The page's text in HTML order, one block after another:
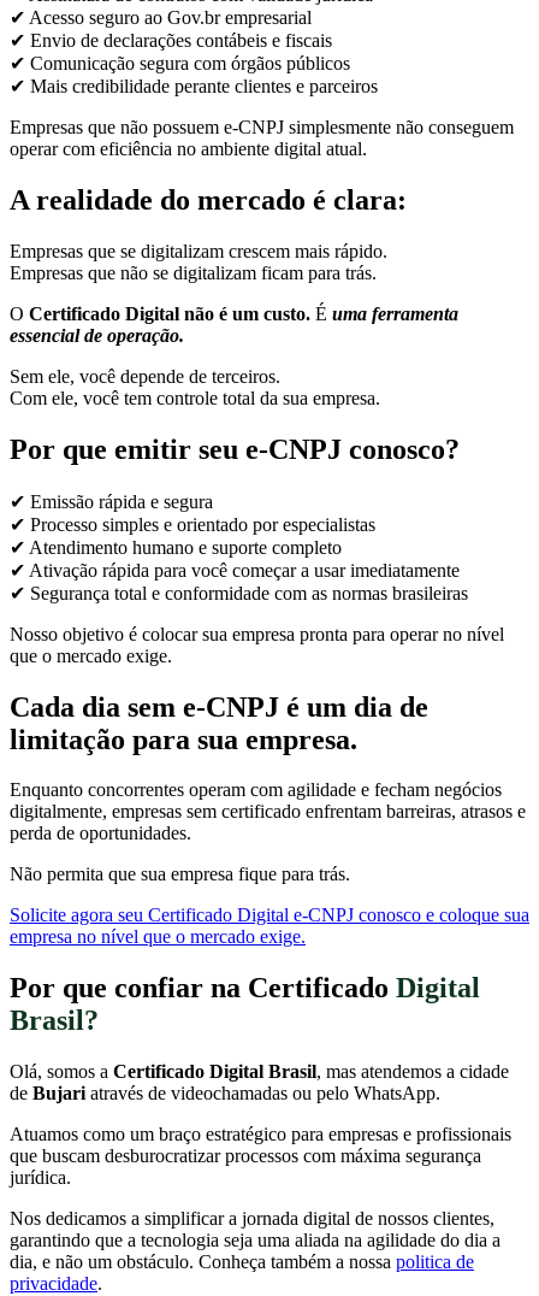
✔ Acesso seguro ao Gov.br empresarial
✔ Envio de declarações contábeis e fiscais
✔ Comunicação segura com órgãos públicos
✔ Mais credibilidade perante clientes e parceiros
Empresas que não possuem e-CNPJ simplesmente não conseguem
operar com eficiência no ambiente digital atual.
A realidade do mercado é clara:
Empresas que se digitalizam crescem mais rápido.
Empresas que não se digitalizam ficam para trás.
O Certificado Digital não é um custo. É uma ferramenta
essencial de operação.
Sem ele, você depende de terceiros.
Com ele, você tem controle total da sua empresa.
Por que emitir seu e-CNPJ conosco?
✔ Emissão rápida e segura
✔ Processo simples e orientado por especialistas
✔ Atendimento humano e suporte completo
✔ Ativação rápida para você começar a usar imediatamente
✔ Segurança total e conformidade com as normas brasileiras
Nosso objetivo é colocar sua empresa pronta para operar no nível
que o mercado exige.
Cada dia sem e-CNPJ é um dia de
limitação para sua empresa.
Enquanto concorrentes operam com agilidade e fecham negócios
digitalmente, empresas sem certificado enfrentam barreiras, atrasos e
perda de oportunidades.
Não permita que sua empresa fique para trás.
Solicite agora seu Certificado Digital e-CNPJ conosco e coloque sua
empresa no nível que o mercado exige.
Por que confiar na Certificado Digital
Brasil?
Olá, somos a Certificado Digital Brasil, mas atendemos a cidade
de Bujari através de videochamadas ou pelo WhatsApp.
Atuamos como um braço estratégico para empresas e profissionais
que buscam desburocratizar processos com máxima segurança
jurídica.
Nos dedicamos a simplificar a jornada digital de nossos clientes,
garantindo que a tecnologia seja uma aliada na agilidade do dia a
dia, e não um obstáculo. Conheça também a nossa politica de
privacidade.